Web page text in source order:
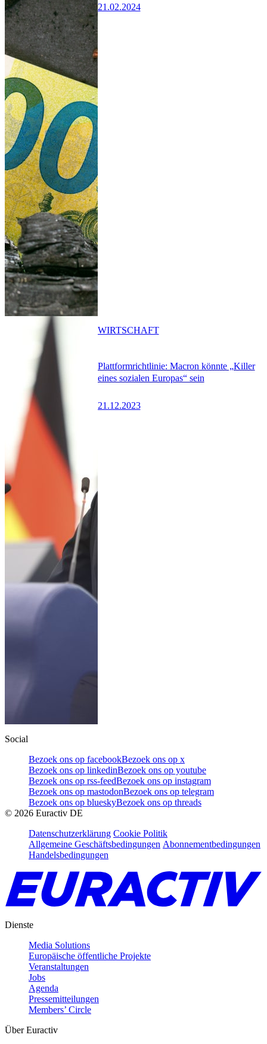
21.02.2024
Plattformrichtlinie: Macron könnte „Killer
eines sozialen Europas“ sein
21.12.2023
WIRTSCHAFT
Social
Bezoek ons op facebookBezoek ons op x
Bezoek ons op linkedinBezoek ons op youtube
Bezoek ons op rss-feedBezoek ons op instagram
Bezoek ons op mastodonBezoek ons op telegram
Bezoek ons op blueskyBezoek ons op threads
© 2026 Euractiv DE
Datenschutzerklärung Cookie Politik
Allgemeine Geschäftsbedingungen Abonnementbedingungen
Handelsbedingungen
Dienste
Media Solutions
Europäische öffentliche Projekte
Veranstaltungen
Jobs
Agenda
Pressemitteilungen
Members’ Circle
Über Euractiv